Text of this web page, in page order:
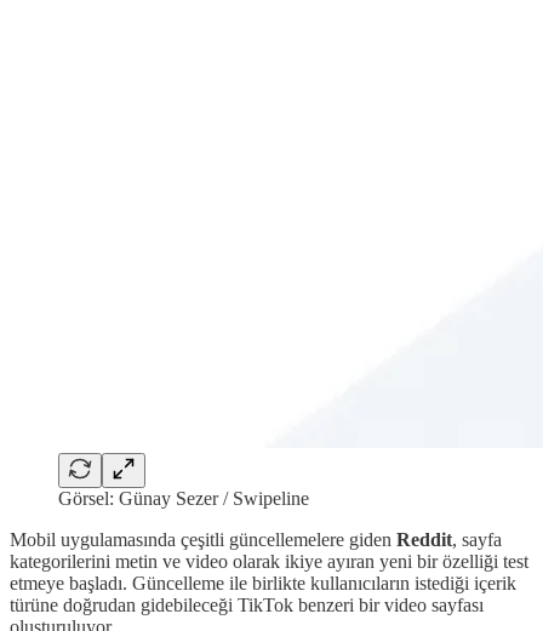
Görsel: Günay Sezer / Swipeline
Mobil uygulamasında çeşitli güncellemelere giden Reddit, sayfa
kategorilerini metin ve video olarak ikiye ayıran yeni bir özelliği test
etmeye başladı. Güncelleme ile birlikte kullanıcıların istediği içerik
türüne doğrudan gidebileceği TikTok benzeri bir video sayfası
oluşturuluyor.